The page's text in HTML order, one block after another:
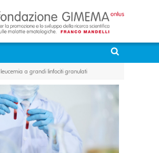
leucemia a grandi linfociti granulati